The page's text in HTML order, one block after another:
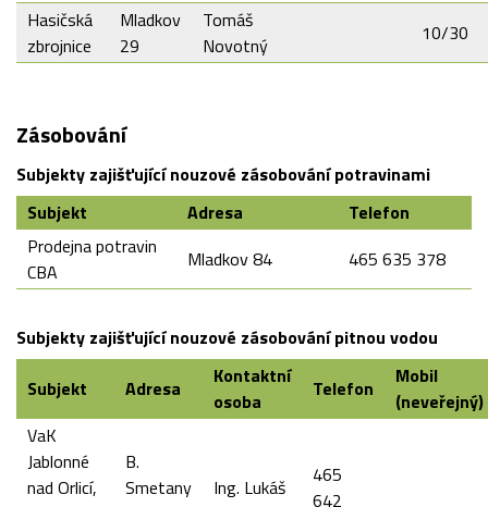
Hasičská
zbrojnice
Mladkov
29
Tomáš
Novotný
10/30
Zásobování
Subjekty zajišťující nouzové zásobování potravinami
Subjekt
Adresa
Telefon
Prodejna potravin
CBA
Mladkov 84 465 635 378
Subjekty zajišťující nouzové zásobování pitnou vodou
Subjekt
Adresa
Kontaktní
osoba
Telefon
Mobil
(neveřejný)
VaK
Jablonné
nad Orlicí,
B.
Smetany
Ing. Lukáš
465
642